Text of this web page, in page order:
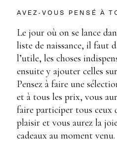
AVEZ-VOUS PENSÉ À
Le jour où on se lance
liste de naissance, il faut
l’utile, les choses
ensuite y ajouter celles
Pensez à faire une
et à tous les prix, vous
faire participer tous ceux
plaisir et vous aurez la
cadeaux au moment venu.